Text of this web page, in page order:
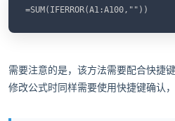
=SUM(IFERROR(A1:A100,""))
需要注意的是，该方法需要配合快捷
修改公式时同样需要使用快捷键确认，